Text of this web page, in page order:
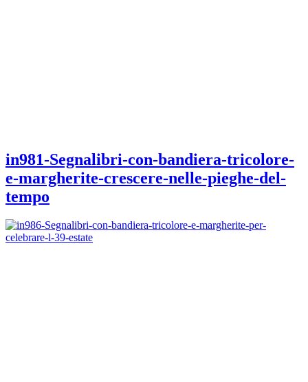
in981-Segnalibri-con-bandiera-tricolore-
e-margherite-crescere-nelle-pieghe-del-
tempo